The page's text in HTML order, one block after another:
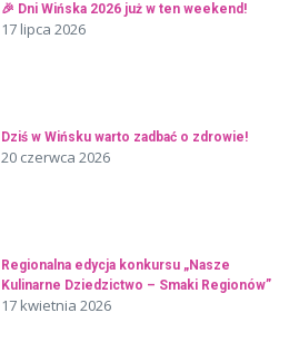
🎉 Dni Wińska 2026 już w ten weekend!
17 lipca 2026
Dziś w Wińsku warto zadbać o zdrowie!
20 czerwca 2026
Regionalna edycja konkursu „Nasze
Kulinarne Dziedzictwo – Smaki Regionów”
17 kwietnia 2026